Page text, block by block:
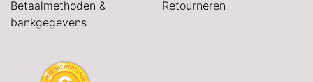
Betaalmethoden &
bankgegevens
Retourneren